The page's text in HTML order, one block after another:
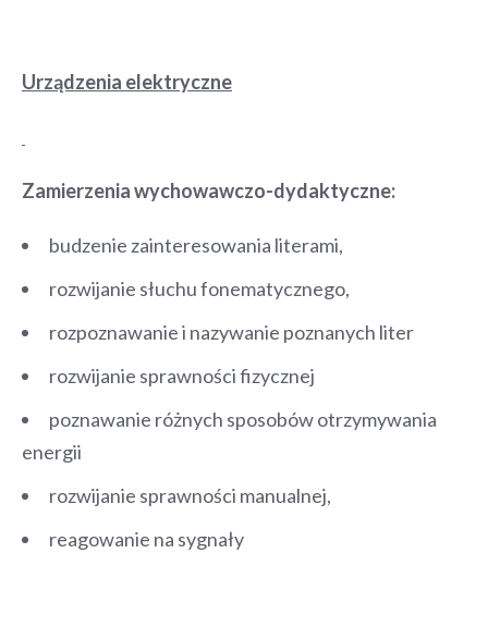
Urządzenia elektryczne
Zamierzenia wychowawczo-dydaktyczne:
budzenie zainteresowania literami,
rozwijanie słuchu fonematycznego,
rozpoznawanie i nazywanie poznanych liter
rozwijanie sprawności fizycznej
poznawanie różnych sposobów otrzymywania
energii
rozwijanie sprawności manualnej,
reagowanie na sygnały